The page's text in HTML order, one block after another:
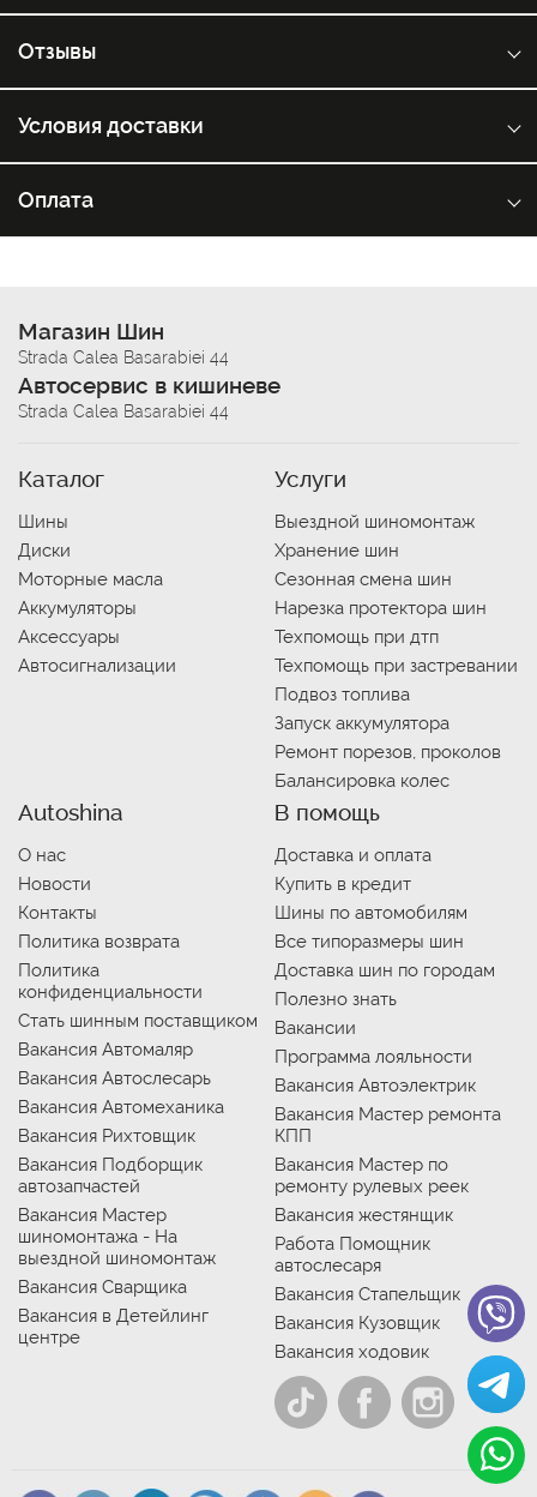
Отзывы
Условия доставки
Оплата
Магазин Шин
Strada Calea Basarabiei 44
Автосервис в кишиневе
Strada Calea Basarabiei 44
Каталог
Шины
Диски
Моторные масла
Аккумуляторы
Аксессуары
Автосигнализации
Услуги
Выездной шиномонтаж
Хранение шин
Сезонная смена шин
Нарезка протектора шин
Техпомощь при дтп
Техпомощь при застревании
Подвоз топлива
Запуск аккумулятора
Ремонт порезов, проколов
Балансировка колес
Autoshina
О нас
Новости
Контакты
Политика возврата
Политика
конфиденциальности
Стать шинным поставщиком
Вакансия Автомаляр
Вакансия Автослесарь
Вакансия Автомеханика
Вакансия Рихтовщик
Вакансия Подборщик
автозапчастей
Вакансия Мастер
шиномонтажа - На
выездной шиномонтаж
Вакансия Сварщика
Вакансия в Детейлинг
центре
В помощь
Доставка и оплата
Купить в кредит
Шины по автомобилям
Все типоразмеры шин
Доставка шин по городам
Полезно знать
Вакансии
Программа лояльности
Вакансия Автоэлектрик
Вакансия Мастер ремонта
КПП
Вакансия Мастер по
ремонту рулевых реек
Вакансия жестянщик
Работа Помощник
автослесаря
Вакансия Стапельщик
Вакансия Кузовщик
Вакансия ходовик